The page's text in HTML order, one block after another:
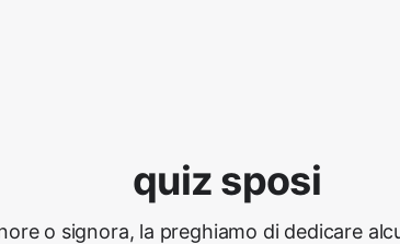
quiz sposi
o signora, la preghiamo di dedicare